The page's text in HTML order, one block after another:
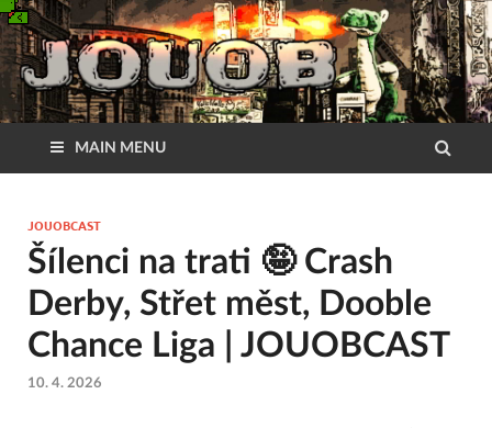
MAIN MENU
JOUOBCAST
Šílenci na trati 🤪 Crash
Derby, Střet měst, Dooble
Chance Liga | JOUOBCAST
10. 4. 2026